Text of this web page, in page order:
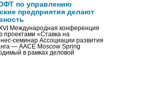
по управлению
предприятия делают
Международная конференция
«Ставка на
семинар Ассоциации развития
— AACE Moscow Spring
в рамках деловой